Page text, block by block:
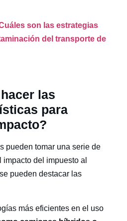
son las estrategias
del transporte de
las
para
pueden tomar una serie de
impacto del impuesto al
pueden destacar las
más eficientes en el uso